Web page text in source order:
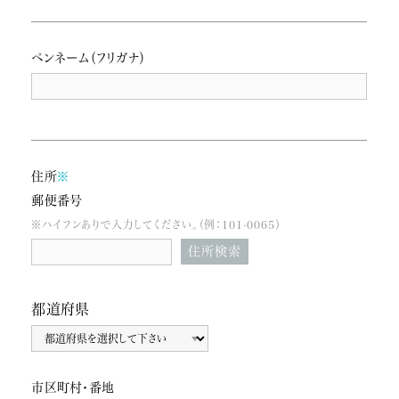
ペンネーム（フリガナ）
住所※
郵便番号
※ハイフンありで入力してください。（例：101-0065）
住所検索
都道府県
市区町村・番地